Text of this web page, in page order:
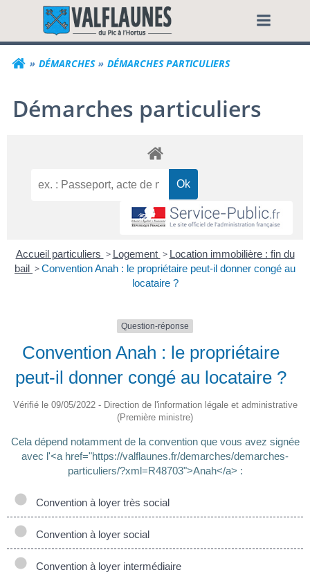
contenuCommune de
DÉMARCHES DÉMARCHES PARTICULIERS
Démarches particuliers
Accueil particuliers > Logement > Location immobilière : fin du
bail >Convention Anah : le propriétaire peut-il donner congé au
locataire ?
Question-réponse
Convention Anah : le propriétaire
peut-il donner congé au locataire ?
Vérifié le 09/05/2022 - Direction de l'information légale et administrative
(Première ministre)
Cela dépend notamment de la convention que vous avez signée
avec l'<a href="https://valflaunes.fr/demarches/demarches-
particuliers/?xml=R48703">Anah</a> :
Convention à loyer très social
Convention à loyer social
Convention à loyer intermédiaire